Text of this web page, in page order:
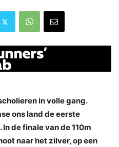
in volle gang.
ons land de eerste
de finale van de 110m
naar het zilver, op een